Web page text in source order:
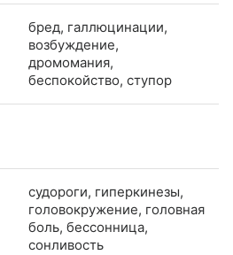
бред, галлюцинации,
возбуждение,
дромомания,
беспокойство, ступор
судороги, гиперкинезы,
головокружение, головная
боль, бессонница,
сонливость